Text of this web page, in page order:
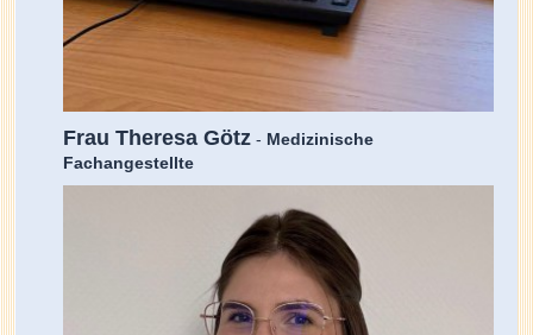
Frau Theresa Götz - Medizinische
Fachangestellte